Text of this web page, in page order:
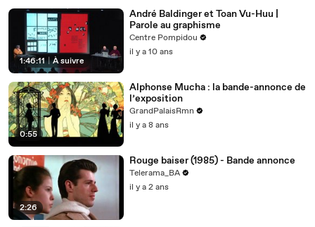
1:46:11 | À suivre
André Baldinger et Toan Vu-Huu |
Parole au graphisme
Centre Pompidou
il y a 10 ans
0:55
Alphonse Mucha : la bande-annonce de
l’exposition
GrandPalaisRmn
il y a 8 ans
2:26
Rouge baiser (1985) - Bande annonce
Telerama_BA
il y a 2 ans